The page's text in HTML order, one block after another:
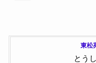
東松
とう